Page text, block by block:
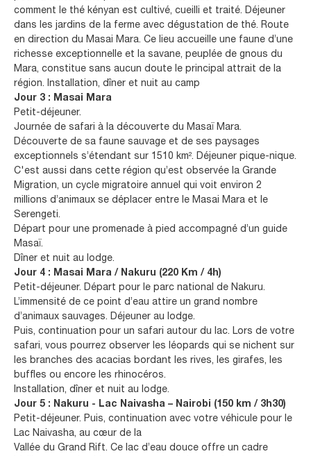
comment le thé kényan est cultivé, cueilli et traité. Déjeuner
dans les jardins de la ferme avec dégustation de thé. Route
en direction du Masai Mara. Ce lieu accueille une faune d’une
richesse exceptionnelle et la savane, peuplée de gnous du
Mara, constitue sans aucun doute le principal attrait de la
région. Installation, dîner et nuit au camp
Jour 3 : Masai Mara
Petit-déjeuner.
Journée de safari à la découverte du Masaï Mara.
Découverte de sa faune sauvage et de ses paysages
exceptionnels s’étendant sur 1510 km². Déjeuner pique-nique.
C'est aussi dans cette région qu’est observée la Grande
Migration, un cycle migratoire annuel qui voit environ 2
millions d’animaux se déplacer entre le Masai Mara et le
Serengeti.
Départ pour une promenade à pied accompagné d’un guide
Masaï.
Dîner et nuit au lodge.
Jour 4 : Masai Mara / Nakuru (220 Km / 4h)
Petit-déjeuner. Départ pour le parc national de Nakuru.
L’immensité de ce point d’eau attire un grand nombre
d’animaux sauvages. Déjeuner au lodge.
Puis, continuation pour un safari autour du lac. Lors de votre
safari, vous pourrez observer les léopards qui se nichent sur
les branches des acacias bordant les rives, les girafes, les
buffles ou encore les rhinocéros.
Installation, dîner et nuit au lodge.
Jour 5 : Nakuru - Lac Naivasha – Nairobi (150 km / 3h30)
Petit-déjeuner. Puis, continuation avec votre véhicule pour le
Lac Naivasha, au cœur de la
Vallée du Grand Rift. Ce lac d’eau douce offre un cadre